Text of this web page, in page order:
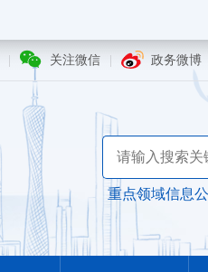
关注微信 政务微博
重点领域信息